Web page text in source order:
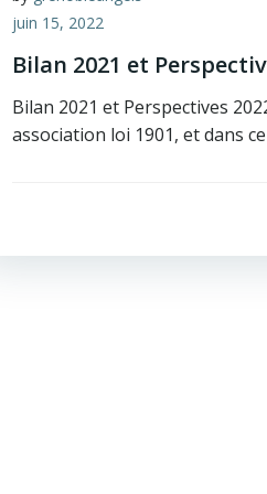
juin 15, 2022
Bilan 2021 et
Bilan 2021 et Perspectives
association loi 1901, et dans